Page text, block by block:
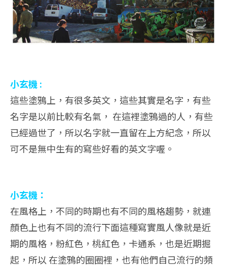
小玄機 :
這些塗鴉上，有很多英文，這些其實是名字，有些
名字是以前比較有名氣， 在這裡塗鴉過的人，有些
已經過世了，所以名字就一直留在上方紀念，所以
可不是無中生有的寫些好看的英文字喔。
小玄機：
在風格上，不同的時期也有不同的風格趨勢，就連
顏色上也有不同的流行下面這種寫實風人像就是近
期的風格，粉紅色，桃紅色，卡通系，也是近期掘
起，所以 在塗鴉的圈圈裡，也有他們自己流行的頻